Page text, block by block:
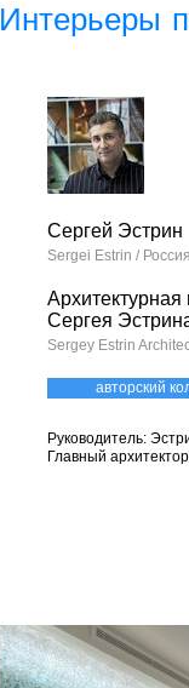
Интерьеры
Сергей Эстрин
Sergei Estrin / Россия
Архитектурная
Сергея
Sergey Estrin
авторский
Руководитель:
Главный